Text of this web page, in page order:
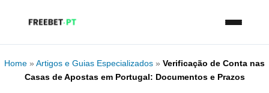
Home » Artigos e Guias Especializados » Verificação de Conta nas
Casas de Apostas em Portugal: Documentos e Prazos